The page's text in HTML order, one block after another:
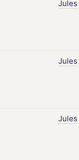
Jules
Jules
Jules